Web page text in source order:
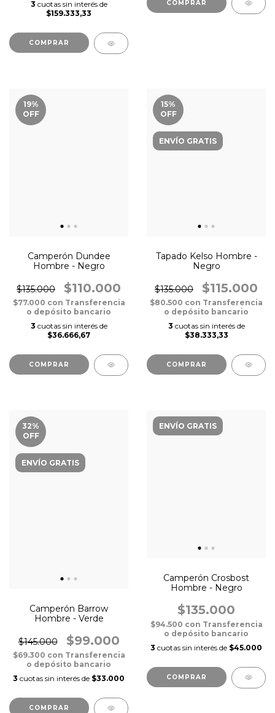
3 cuotas sin interés de
$159.333,33
COMPRAR
COMPRAR
19%
OFF
Camperón Dundee
Hombre - Negro
$135.000 $110.000
$77.000 con Transferencia
o depósito bancario
3 cuotas sin interés de
$36.666,67
COMPRAR
15%
OFF
ENVÍO GRATIS
Tapado Kelso Hombre -
Negro
$135.000 $115.000
$80.500 con Transferencia
o depósito bancario
3 cuotas sin interés de
$38.333,33
COMPRAR
32%
OFF
ENVÍO GRATIS
Camperón Barrow
Hombre - Verde
$145.000 $99.000
$69.300 con Transferencia
o depósito bancario
3 cuotas sin interés de $33.000
COMPRAR
ENVÍO GRATIS
Camperón Crosbost
Hombre - Negro
$135.000
$94.500 con Transferencia
o depósito bancario
3 cuotas sin interés de $45.000
COMPRAR